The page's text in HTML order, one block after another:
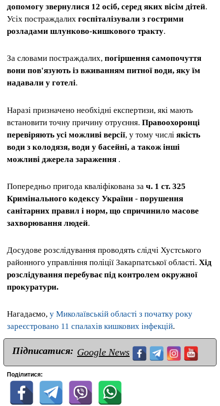
допомогу звернулися 12 осіб, серед яких вісім дітей.
Усіх постраждалих госпіталізували з гострими
розладами шлунково-кишкового тракту.
За словами постраждалих, погіршення самопочуття
вони пов'язують із вживанням питної води, яку їм
надавали у готелі.
Наразі призначено необхідні експертизи, які мають
встановити точну причину отруєння. Правоохоронці
перевіряють усі можливі версії, у тому числі якість
води з колодязя, води у басейні, а також інші
можливі джерела зараження .
Попередньо пригода кваліфікована за ч. 1 ст. 325
Кримінального кодексу України - порушення
санітарних правил і норм, що спричинило масове
захворювання людей.
Досудове розслідування проводять слідчі Хустського
районного управління поліції Закарпатської області. Хід
розслідування перебуває під контролем окружної
прокуратури.
Нагадаємо, у Миколаївській області з початку року
зареєстровано 11 спалахів кишкових інфекцій.
Підписатися: Google News
Поділитися: